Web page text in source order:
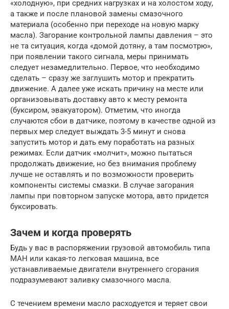
«холодную», при средних нагрузках и на холостом ходу,
а также и после плановой замены смазочного
материала (особенно при переходе на новую марку
масла). Загорание контрольной лампы давления – это
не та ситуация, когда «домой дотяну, а там посмотрю»,
при появлении такого сигнала, меры принимать
следует незамедлительно. Первое, что необходимо
сделать – сразу же заглушить мотор и прекратить
движение. А далее уже искать причину на месте или
организовывать доставку авто к месту ремонта
(буксиром, эвакуатором). Отметим, что иногда
случаются сбои в датчике, поэтому в качестве одной из
первых мер следует выждать 3-5 минут и снова
запустить мотор и дать ему поработать на разных
режимах. Если датчик «молчит», можно пытаться
продолжать движение, но без внимания проблему
лучше не оставлять и по возможности проверить
компоненты системы смазки. В случае загорания
лампы при повторном запуске мотора, авто придется
буксировать.
Зачем и когда проверять
Будь у вас в распоряжении грузовой автомобиль типа
МАН или какая-то легковая машина, все
устанавливаемые двигатели внутреннего сгорания
подразумевают заливку смазочного масла.
С течением времени масло расходуется и теряет свои